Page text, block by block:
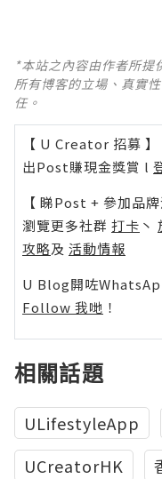
*本站之內容由作者所提
所有博客的立場、真實
任。
【 U Creator 招募 】
出Post賺現金獎賞 l
【 睇Post + 參加品牌
瀏覽更多社群 打卡 丶
攻略及 活動情報
U Blog開咗
Follow 我哋 ！
相關話題
ULifestyleApp
UCreatorHK